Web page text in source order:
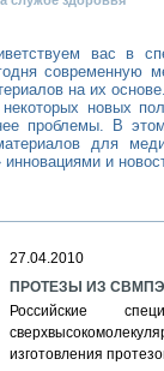
вас в
современную
на их
новых
проблемы. В
для
и
27.04.2010
ПРОТЕЗЫ ИЗ СВМПЭ
Российские
изготовления